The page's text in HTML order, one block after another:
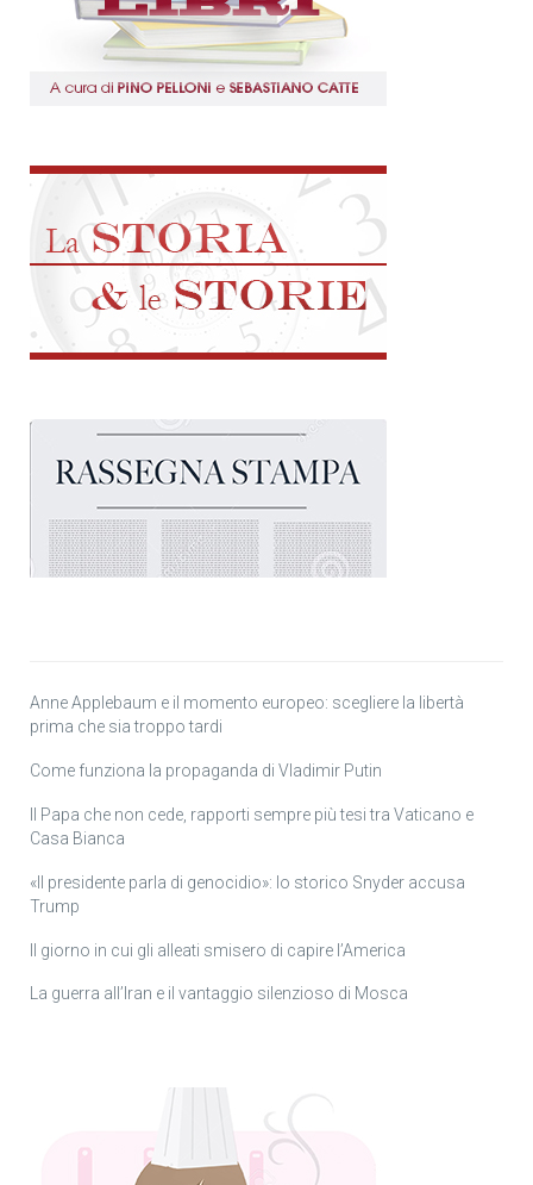
Anne Applebaum e il momento europeo: scegliere la libertà
prima che sia troppo tardi
Come funziona la propaganda di Vladimir Putin
Il Papa che non cede, rapporti sempre più tesi tra Vaticano e
Casa Bianca
«Il presidente parla di genocidio»: lo storico Snyder accusa
Trump
Il giorno in cui gli alleati smisero di capire l’America
La guerra all’Iran e il vantaggio silenzioso di Mosca